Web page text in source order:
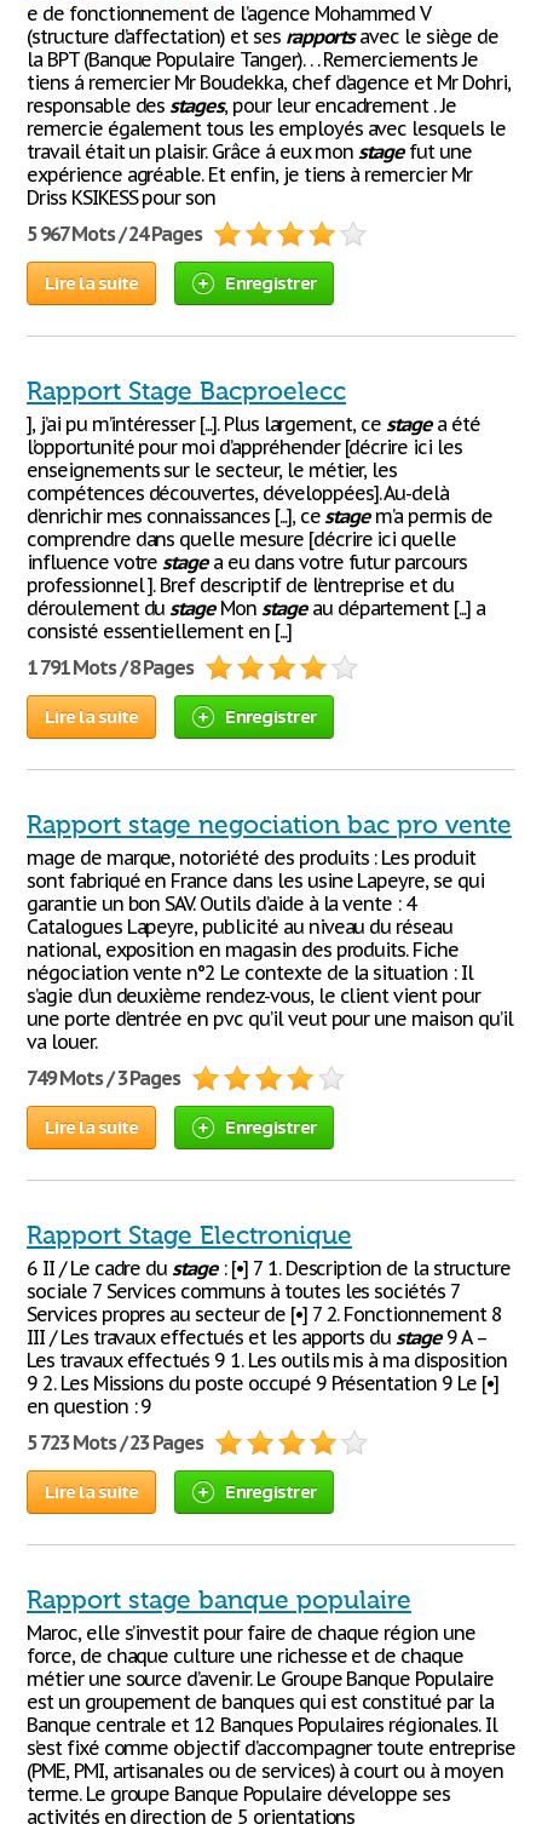
e de fonctionnement de l’agence Mohammed V
(structure d’affectation) et ses rapportsavec le siège de
la BPT (Banque Populaire Tanger). . . Remerciements Je
tiens á remercier Mr Boudekka, chef d’agence et Mr Dohri,
responsable desstages, pour leur encadrement . Je
remercie également tous les employés avec lesquels le
travail était un plaisir. Grâce á eux monstagefut une
expérience agréable. Et enfin, je tiens à remercier Mr
Driss KSIKESS pour son
5 967 Mots / 24 Pages
Lire la suite Enregistrer
Rapport Stage Bacproelecc
], j’ai pu m’intéresser [...]. Plus largement, ce stagea été
l’opportunité pour moi d’appréhender [décrire ici les
enseignements sur le secteur, le métier, les
compétences découvertes, développées]. Au-delà
d’enrichir mes connaissances [...], cestagem’a permis de
comprendre dans quelle mesure [décrire ici quelle
influence votrestagea eu dans votre futur parcours
professionnel ]. Bref descriptif de l’entreprise et du
déroulement dustageMonstageau département [...] a
consisté essentiellement en [...]
1 791 Mots / 8 Pages
Lire la suite Enregistrer
Rapport stage negociation bac pro vente
mage de marque, notoriété des produits : Les produit
sont fabriqué en France dans les usine Lapeyre, se qui
garantie un bon SAV. Outils d’aide à la vente : 4
Catalogues Lapeyre, publicité au niveau du réseau
national, exposition en magasin des produits. Fiche
négociation vente n°2 Le contexte de la situation : Il
s’agie d’un deuxième rendez-vous, le client vient pour
une porte d’entrée en pvc qu’il veut pour une maison qu’il
va louer.
749 Mots / 3 Pages
Lire la suite Enregistrer
Rapport Stage Electronique
6 II / Le cadre dustage: [•] 7 1. Description de la structure
sociale 7 Services communs à toutes les sociétés 7
Services propres au secteur de [•] 7 2. Fonctionnement 8
III / Les travaux effectués et les apports dustage9 A –
Les travaux effectués 9 1. Les outils mis à ma disposition
9 2. Les Missions du poste occupé 9 Présentation 9 Le [•]
en question : 9
5 723 Mots / 23 Pages
Lire la suite Enregistrer
Rapport stage banque populaire
Maroc, elle s’investit pour faire de chaque région une
force, de chaque culture une richesse et de chaque
métier une source d’avenir. Le Groupe Banque Populaire
est un groupement de banques qui est constitué par la
Banque centrale et 12 Banques Populaires régionales. Il
s’est fixé comme objectif d’accompagner toute entreprise
(PME, PMI, artisanales ou de services) à court ou à moyen
terme. Le groupe Banque Populaire développe ses
activités en direction de 5 orientations